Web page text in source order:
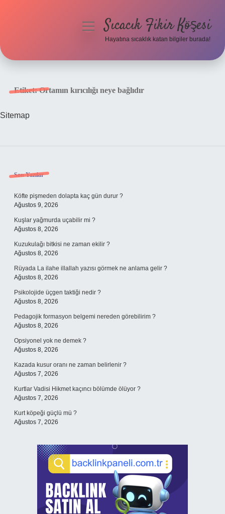
menüyüSıcacık Fikir Köşesi
Hayatına sıcaklık katan bilgiler burada!
Etiket:Ortamın kırıcılığı neye bağlıdır
Sitemap
Sidebar
Son Yazılar
Köfte pişmeden dolapta kaç gün durur ?
Ağustos 9, 2026
Kuşlar yağmurda uçabilir mi ?
Ağustos 8, 2026
Kuzukulağı bitkisi ne zaman ekilir ?
Ağustos 8, 2026
Rüyada La ilahe illallah yazısı görmek ne anlama gelir ?
Ağustos 8, 2026
Psikolojide üçgen taktiği nedir ?
Ağustos 8, 2026
Pedagojik formasyon belgemi nereden görebilirim ?
Ağustos 8, 2026
Opsiyonel yok ne demek ?
Ağustos 8, 2026
Kazada kusur oranı ne zaman belirlenir ?
Ağustos 7, 2026
Kurtlar Vadisi Hikmet kaçıncı bölümde ölüyor ?
Ağustos 7, 2026
Kurt köpeği güçlü mü ?
Ağustos 7, 2026